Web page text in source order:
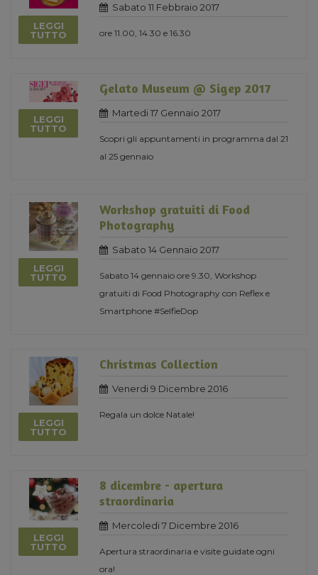
LEGGI
TUTTO
Sabato 11 Febbraio 2017
ore 11.00, 14.30 e 16.30
LEGGI
TUTTO
Gelato Museum @ Sigep 2017
Martedi 17 Gennaio 2017
Scopri gli appuntamenti in programma dal 21
al 25 gennaio
LEGGI
TUTTO
Workshop gratuiti di Food
Photography
Sabato 14 Gennaio 2017
Sabato 14 gennaio ore 9.30, Workshop
gratuiti di Food Photography con Reflex e
Smartphone #SelfieDop
LEGGI
TUTTO
Christmas Collection
Venerdi 9 Dicembre 2016
Regala un dolce Natale!
LEGGI
TUTTO
8 dicembre - apertura
straordinaria
Mercoledi 7 Dicembre 2016
Apertura straordinaria e visite guidate ogni
ora!